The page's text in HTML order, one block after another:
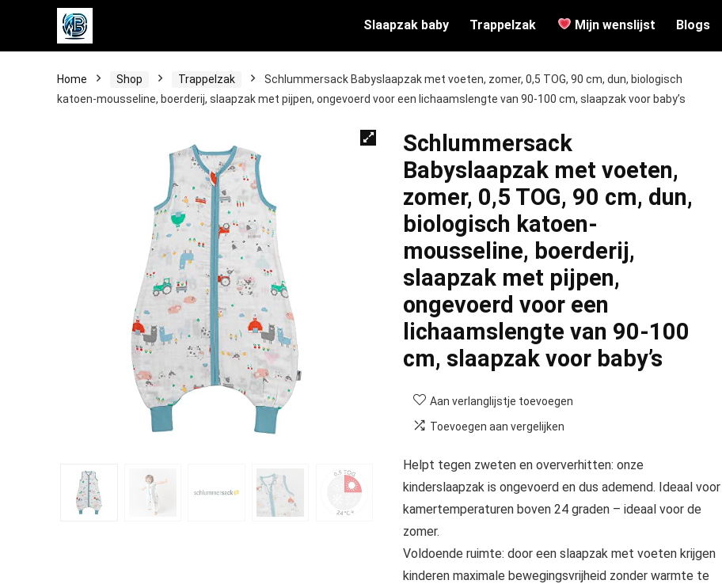
Slaapzak baby Trappelzak Mijn wenslijst Blogs
Home Shop Trappelzak
Schlummersack Babyslaapzak met voeten, zomer, 0,5 TOG, 90 cm, dun, biologisch
katoen-mousseline, boerderij, slaapzak met pijpen, ongevoerd voor een lichaamslengte van 90-100 cm, slaapzak voor baby’s
Schlummersack
Babyslaapzak met voeten,
zomer, 0,5 TOG, 90 cm, dun,
biologisch katoen-
mousseline, boerderij,
slaapzak met pijpen,
ongevoerd voor een
lichaamslengte van 90-100
cm, slaapzak voor baby’s
Aan verlanglijstje toevoegen
Toevoegen aan vergelijken
Helpt tegen zweten en oververhitten: onze
kinderslaapzak is ongevoerd en dus ademend. Ideaal voor
kamertemperaturen boven 24 graden – ideaal voor de
zomer.
Voldoende ruimte: door een slaapzak met voeten krijgen
kinderen maximale bewegingsvrijheid zonder warmte te